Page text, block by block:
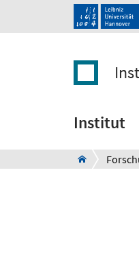
Institut